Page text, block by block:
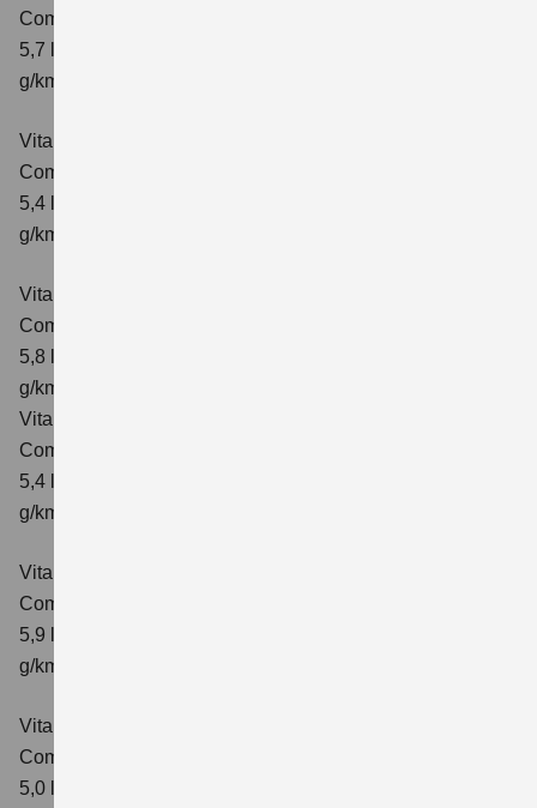
Comfort+
5,7 l/100km; kombinierter Wert der CO₂-Emission: 130
g/km; CO₂-Klasse: D
Vitara 1.4 BOOSTERJET HYBRID ALLGRIP
Comfort
5,4 l/100km; kombinierter Wert der CO₂-Emission: 129
g/km; CO₂-Klasse: D
Vitara 1.4 BOOSTERJET HYBRID ALLGRIP AT
Comfort
5,8 l/100 km; kombinierter Wert der CO₂-Emission: 137
g/km; CO₂-Klasse: E
Vitara 1.4 BOOSTERJET HYBRID ALLGRIP
Comfort+ Verbrauchswerte: kombinierter Energieverbrauch
5,4 l/100km; kombinierter Wert der CO₂-Emission: 129
g/km; CO₂-Klasse: D
Vitara 1.4 BOOSTERJET HYBRID ALLGRIP AT
Comfort+
5,9 l/100 km; kombinierter Wert der CO₂-Emission: 138
g/km; CO₂-Klasse: E
Vitara 1.5 DUALJET HYBRID AGS
Comfort
5,0 l/100km; kombinierter Wert der CO₂-Emission: 113